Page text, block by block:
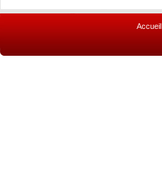
Accueil